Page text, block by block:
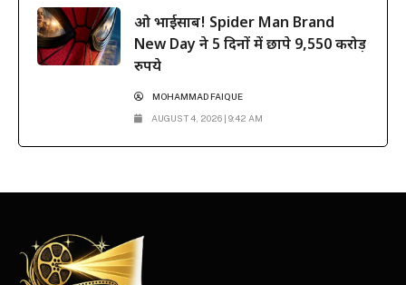
ओ भाईसाब! Spider Man Brand
New Day ने 5 दिनों में छापे 9,550 करोड़
रुपये
MOHAMMAD FAIQUE
AUGUST 4, 2026 | 9:42 AM